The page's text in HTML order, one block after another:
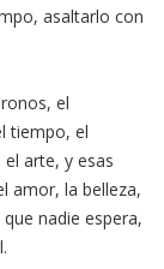
asaltarlo con
el
tiempo, el
arte, y esas
amor, la belleza,
nadie espera,